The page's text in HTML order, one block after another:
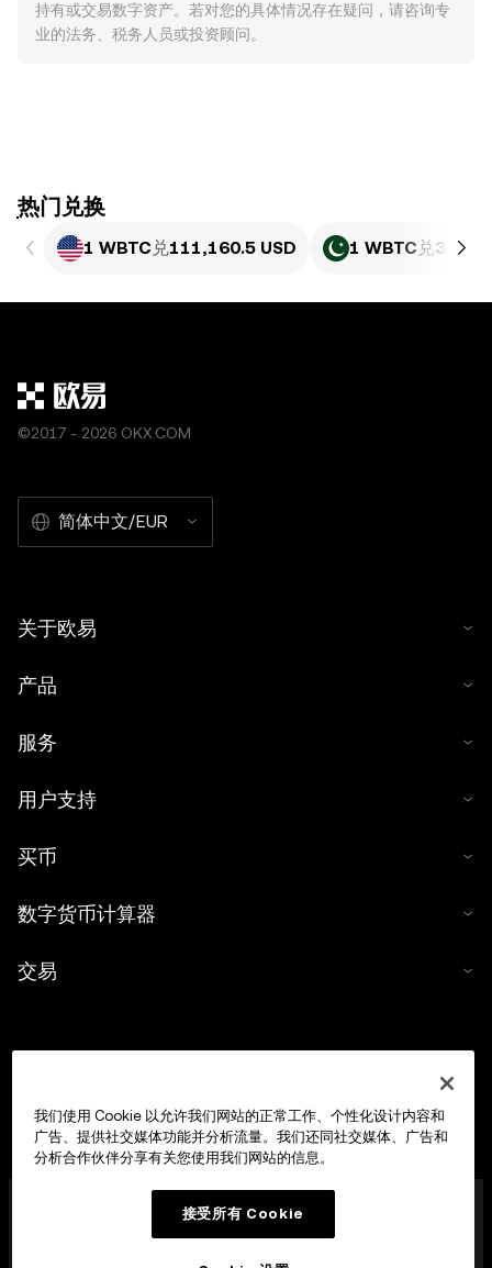
持有或交易数字资产。若对您的具体情况存在疑问，请咨询专
业的法务、税务人员或投资顾问。
ִִִִִִִִִִִִִִִִִִִִִִִִִִִִִִִִִִִִִִִִִִִִִִִִ热门兑换
1 WBTC 兑111,160.5 USD 1 WBTC 兑
©2017 - 2026 OKX.COM
简体中文/EUR
关于欧易
产品
服务
用户支持
买币
数字货币计算器
交易
(MFSA) 依据《数字货币资产市场法案》(马耳他法律第 647
章) 第 28 条授权成立的数字货币资产服务提供商 (CASP)，
我们使用 Cookie 以允许我们网站的正常工作、个性化设计内容和
广告、提供社交媒体功能并分析流量。我们还同社交媒体、广告和
分析合作伙伴分享有关您使用我们网站的信息。
接受所有 Cookie